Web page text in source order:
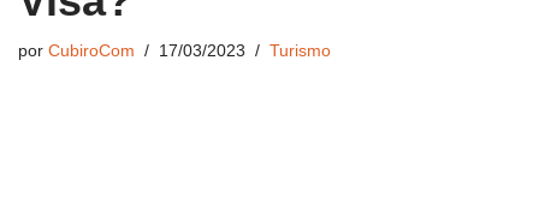
por CubiroCom 17/03/2023 Turismo